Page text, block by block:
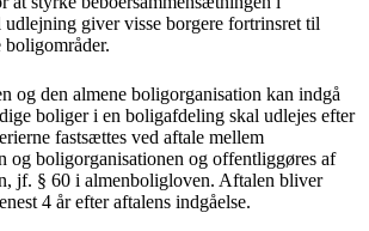
udlejning giver visse borgere fortrinsret til
og den almene boligorganisation kan indgå
boliger i en boligafdeling skal udlejes efter
fastsættes ved aftale mellem
og boligorganisationen og offentliggøres af
jf. § 60 i almenboligloven. Aftalen bliver
4 år efter aftalens indgåelse.